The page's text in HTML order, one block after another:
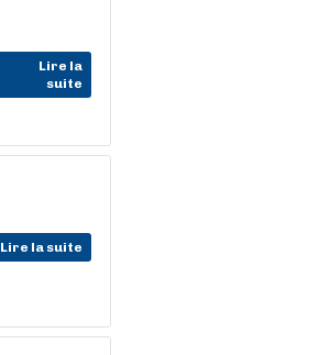
Lire la
suite
Lire la suite